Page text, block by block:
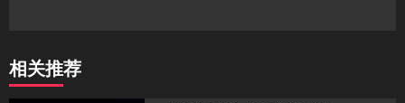
相关推荐